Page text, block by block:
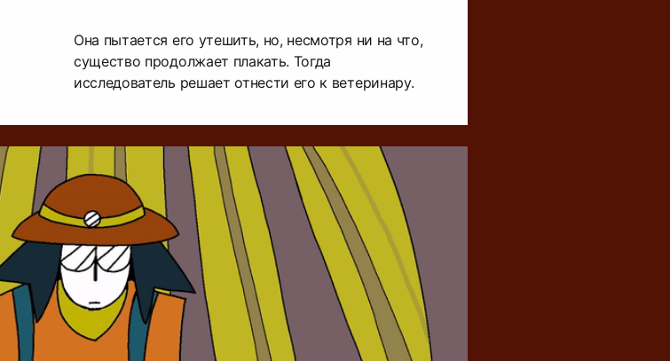
Она пытается его утешить, но, несмотря ни на что,
существо продолжает плакать. Тогда
исследователь решает отнести его к ветеринару.